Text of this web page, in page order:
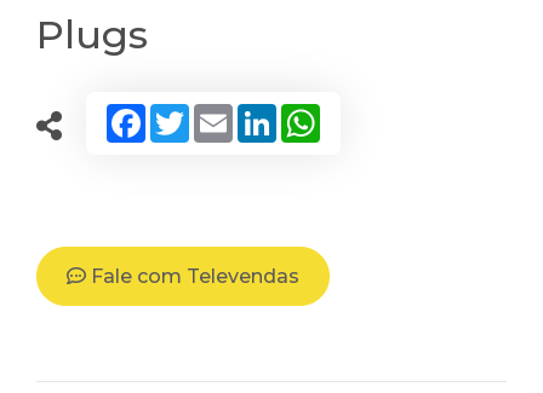
Plugs
Facebook
TwitterEmailLinkedIn
Fale com Televendas